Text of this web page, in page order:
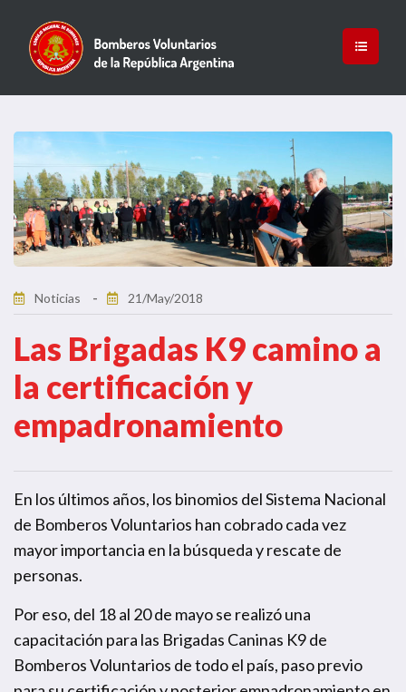
Noticias 21/May/2018
Las Brigadas K9 camino a
la certificación y
empadronamiento
En los últimos años, los binomios del Sistema Nacional
de Bomberos Voluntarios han cobrado cada vez
mayor importancia en la búsqueda y rescate de
personas.
Por eso, del 18 al 20 de mayo se realizó una
capacitación para las Brigadas Caninas K9 de
Bomberos Voluntarios de todo el país, paso previo